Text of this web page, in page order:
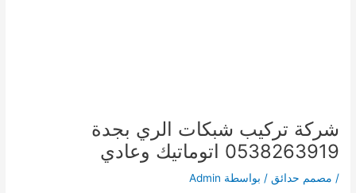
شركة تركيب شبكات الري بجدة
0538263919 اتوماتيك وعادي
/ مصمم حدائق / بواسطة Admin